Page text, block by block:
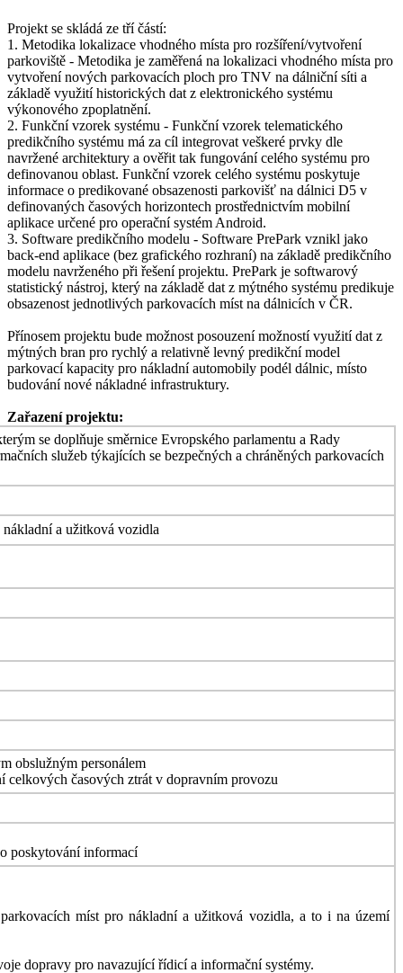
Projekt se skládá ze tří částí:
1. Metodika lokalizace vhodného místa pro rozšíření/vytvoření
parkoviště - Metodika je zaměřená na lokalizaci vhodného místa pro
vytvoření nových parkovacích ploch pro TNV na dálniční síti a
základě využití historických dat z elektronického systému
výkonového zpoplatnění.
2. Funkční vzorek systému - Funkční vzorek telematického
predikčního systému má za cíl integrovat veškeré prvky dle
navržené architektury a ověřit tak fungování celého systému pro
definovanou oblast. Funkční vzorek celého systému poskytuje
informace o predikované obsazenosti parkovišť na dálnici D5 v
definovaných časových horizontech prostřednictvím mobilní
aplikace určené pro operační systém Android.
3. Software predikčního modelu - Software PrePark vznikl jako
back-end aplikace (bez grafického rozhraní) na základě predikčního
modelu navrženého při řešení projektu. PrePark je softwarový
statistický nástroj, který na základě dat z mýtného systému predikuje
obsazenost jednotlivých parkovacích míst na dálnicích v ČR.
Přínosem projektu bude možnost posouzení možností využití dat z
mýtných bran pro rychlý a relativně levný predikční model
parkovací kapacity pro nákladní automobily podél dálnic, místo
budování nové nákladné infrastruktury.
Zařazení projektu:
se doplňuje směrnice Evropského parlamentu a Rady
služeb týkajících se bezpečných a chráněných parkovacích
a užitková vozidla
obslužným personálem
celkových časových ztrát v dopravním provozu
poskytování informací
míst pro nákladní a užitková vozidla, a to i na území
dopravy pro navazující řídicí a informační systémy.